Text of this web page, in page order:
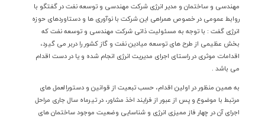
مهندسي و ساختمان و مدیر انرژی شرکت مهندسی و توسعه نفت در گفتگو با
روابط عمومي در خصوص همراهي اين شركت با نوآوري ها و دستاوردهاي حوزه
انرژي گفت : با توجه به مسئولیت ذاتی شرکت مهندسی و توسعه نفت که
بخش عظیمی از طرح های توسعه میادین نفت و گاز کشور را دربر می گیرد،
اقدامات موثری در راستای اجرای مدیریت انرژی انجام شده و یا در دست اقدام
مي باشد .
به همين منظور در اولین اقدام، حسب تبعیت از قوانین و دستورالعمل های
مرتبط با موضوع و پس از عبور از فرایند اخذ مشاور، در تیرماه سال جاری مراحل
اجرای آن در چهار فاز ممیزی انرژی و شناسایی وضعیت موجود ساختمان هاي